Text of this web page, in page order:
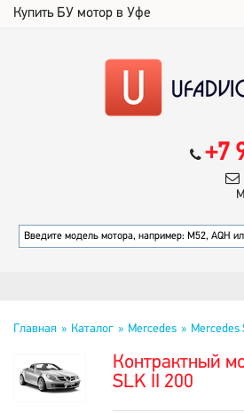
Купить БУ мотор в Уфе
+7
Главная Каталог Mercedes Mercedes
Контрактный
SLK II 200